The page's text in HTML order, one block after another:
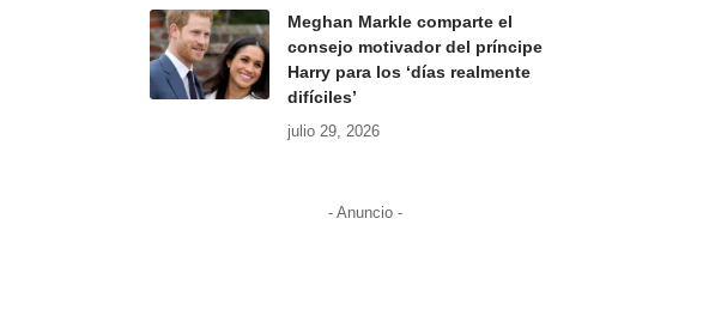
Meghan Markle comparte el
consejo motivador del príncipe
Harry para los ‘días realmente
difíciles’
julio 29, 2026
- Anuncio -